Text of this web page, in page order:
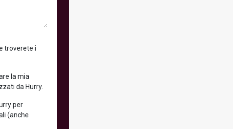
troverete i
la mia
da Hurry.
per
(anche